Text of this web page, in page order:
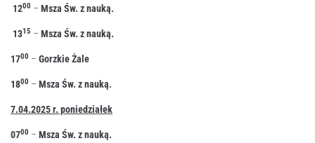
1200 – Msza Św. z nauką.
1315 – Msza Św. z nauką.
1700 – Gorzkie Żale
1800 – Msza Św. z nauką.
7.04.2025 r. poniedziałek
0700 – Msza Św. z nauką.